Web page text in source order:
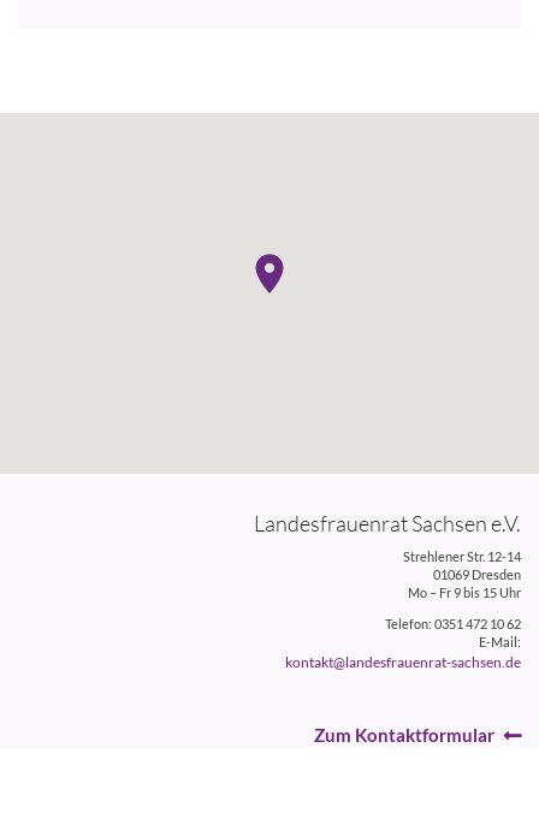
Landesfrauenrat Sachsen e.V.
Strehlener Str. 12-14
01069 Dresden
Mo – Fr 9 bis 15 Uhr
Telefon: 0351 472 10 62
E-Mail:
kontakt@landesfrauenrat-sachsen.de
Zum Kontaktformular